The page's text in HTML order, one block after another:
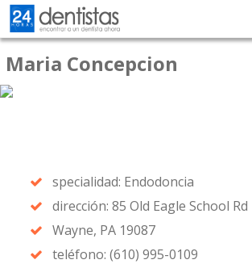
Maria Concepcion
specialidad: Endodoncia
dirección: 85 Old Eagle School Rd
Wayne, PA 19087
teléfono: (610) 995-0109